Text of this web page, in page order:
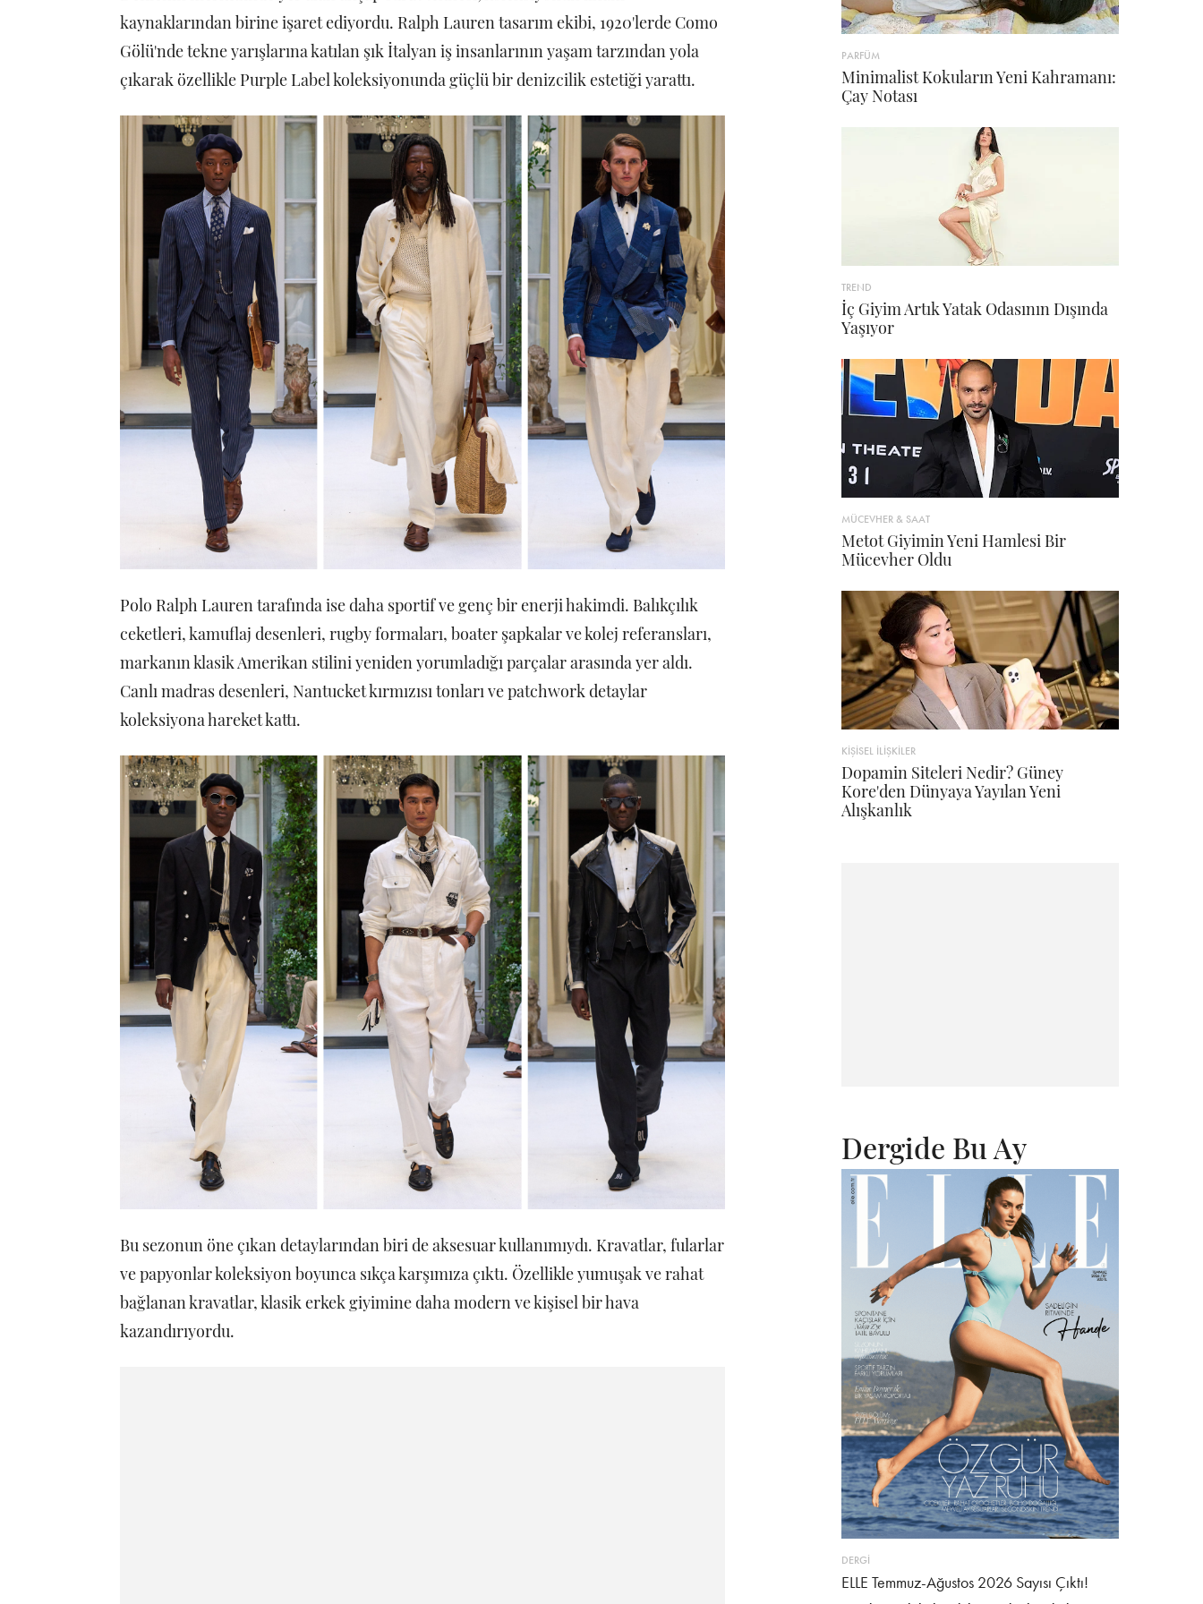
kaynaklarından birine işaret ediyordu. Ralph Lauren tasarım ekibi, 1920'lerde Como
Gölü'nde tekne yarışlarına katılan şık İtalyan iş insanlarının yaşam tarzından yola
çıkarak özellikle Purple Label koleksiyonunda güçlü bir denizcilik estetiği yarattı.
Polo Ralph Lauren tarafında ise daha sportif ve genç bir enerji hakimdi. Balıkçılık
ceketleri, kamuflaj desenleri, rugby formaları, boater şapkalar ve kolej referansları,
markanın klasik Amerikan stilini yeniden yorumladığı parçalar arasında yer aldı.
Canlı madras desenleri, Nantucket kırmızısı tonları ve patchwork detaylar
koleksiyona hareket kattı.
Bu sezonun öne çıkan detaylarından biri de aksesuar kullanımıydı. Kravatlar, fularlar
ve papyonlar koleksiyon boyunca sıkça karşımıza çıktı. Özellikle yumuşak ve rahat
bağlanan kravatlar, klasik erkek giyimine daha modern ve kişisel bir hava
kazandırıyordu.
PARFÜM
Minimalist Kokuların Yeni Kahramanı:
Çay Notası
TREND
İç Giyim Artık Yatak Odasının Dışında
Yaşıyor
MÜCEVHER & SAAT
Metot Giyimin Yeni Hamlesi Bir
Mücevher Oldu
KİŞİSEL İLİŞKİLER
Dopamin Siteleri Nedir? Güney
Kore'den Dünyaya Yayılan Yeni
Alışkanlık
Dergide Bu Ay
DERGİ
ELLE Temmuz-Ağustos 2026 Sayısı Çıktı!